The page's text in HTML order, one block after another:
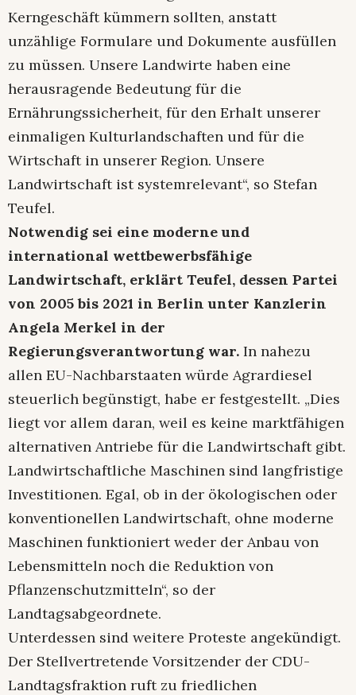
Kerngeschäft kümmern sollten, anstatt
unzählige Formulare und Dokumente ausfüllen
zu müssen. Unsere Landwirte haben eine
herausragende Bedeutung für die
Ernährungssicherheit, für den Erhalt unserer
einmaligen Kulturlandschaften und für die
Wirtschaft in unserer Region. Unsere
Landwirtschaft ist systemrelevant“, so Stefan
Teufel.
Notwendig sei eine moderne und
international wettbewerbsfähige
Landwirtschaft, erklärt Teufel, dessen Partei
von 2005 bis 2021 in Berlin unter Kanzlerin
Angela Merkel in der
Regierungsverantwortung war. In nahezu
allen EU-Nachbarstaaten würde Agrardiesel
steuerlich begünstigt, habe er festgestellt. „Dies
liegt vor allem daran, weil es keine marktfähigen
alternativen Antriebe für die Landwirtschaft gibt.
Landwirtschaftliche Maschinen sind langfristige
Investitionen. Egal, ob in der ökologischen oder
konventionellen Landwirtschaft, ohne moderne
Maschinen funktioniert weder der Anbau von
Lebensmitteln noch die Reduktion von
Pflanzenschutzmitteln“, so der
Landtagsabgeordnete.
Unterdessen sind weitere Proteste angekündigt.
Der Stellvertretende Vorsitzender der CDU-
Landtagsfraktion ruft zu friedlichen